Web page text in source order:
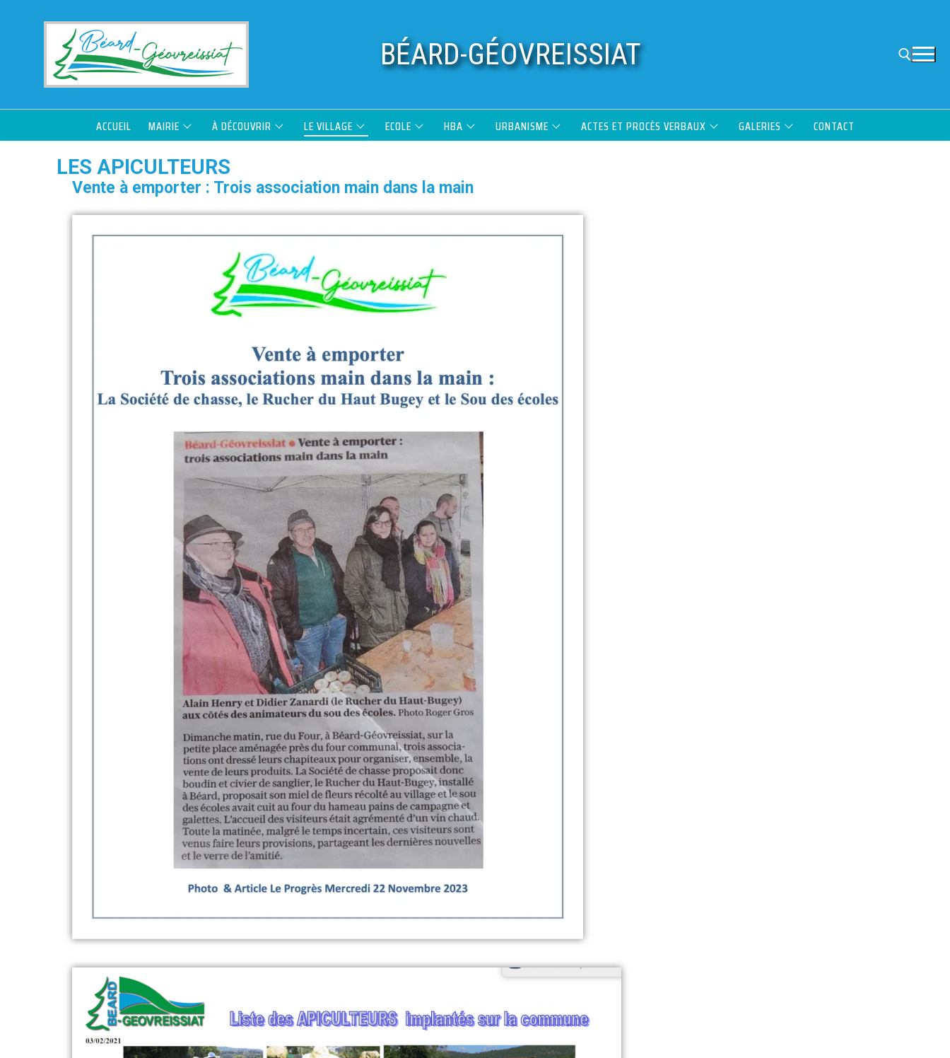
BÉARD-GÉOVREISSIAT
ACCUEIL MAIRIE À DÉCOUVRIR LE VILLAGE ECOLE HBA URBANISME ACTES ET PROCÈS VERBAUX GALERIES CONTACT
LES APICULTEURS
Vente à emporter : Trois association main dans la main